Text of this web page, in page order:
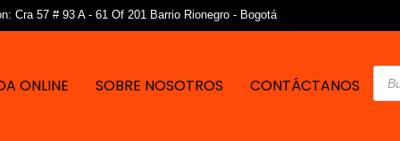
Cra 57 # 93 A - 61 Of 201 Barrio Rionegro - Bogotá
ONLINE SOBRE NOSOTROS CONTÁCTANOS
de